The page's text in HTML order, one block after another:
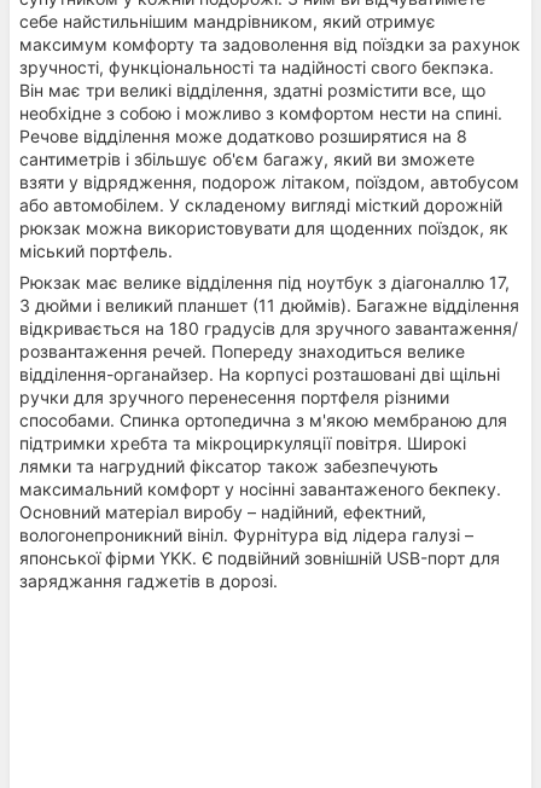
себе найстильнішим мандрівником, який отримує
максимум комфорту та задоволення від поїздки за рахунок
зручності, функціональності та надійності свого бекпэка.
Він має три великі відділення, здатні розмістити все, що
необхідне з собою і можливо з комфортом нести на спині.
Речове відділення може додатково розширятися на 8
сантиметрів і збільшує об'єм багажу, який ви зможете
взяти у відрядження, подорож літаком, поїздом, автобусом
або автомобілем. У складеному вигляді місткий дорожній
рюкзак можна використовувати для щоденних поїздок, як
міський портфель.
Рюкзак має велике відділення під ноутбук з діагоналлю 17,
3 дюйми і великий планшет (11 дюймів). Багажне відділення
відкривається на 180 градусів для зручного завантаження/
розвантаження речей. Попереду знаходиться велике
відділення-органайзер. На корпусі розташовані дві щільні
ручки для зручного перенесення портфеля різними
способами. Спинка ортопедична з м'якою мембраною для
підтримки хребта та мікроциркуляції повітря. Широкі
лямки та нагрудний фіксатор також забезпечують
максимальний комфорт у носінні завантаженого бекпеку.
Основний матеріал виробу – надійний, ефектний,
вологонепроникний вініл. Фурнітура від лідера галузі –
японської фірми YKK. Є подвійний зовнішній USB-порт для
заряджання гаджетів в дорозі.